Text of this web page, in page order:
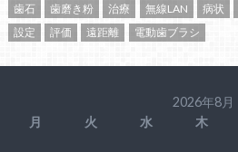
歯石
歯磨き粉 治療 無線LAN 病状
設定
評価 遠距離 電動歯ブラシ
2026年8月
月
火 水 木